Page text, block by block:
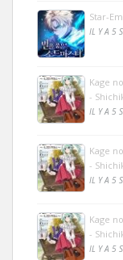
Star-
IL Y A 5
Kage
-
IL Y A 5
Kage
-
IL Y A 5
Kage
-
IL Y A 5